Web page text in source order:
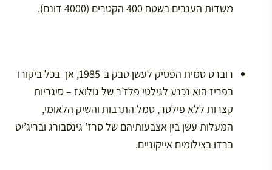
משדות הענבים בשטח 400 הקטרים (4000 דונם).
רוברט סמית הפסיק לעשן טבק ב-1985, אך בכל ביקורו
בפריז הוא נכנע לגילטי פלז’ר של גולואז – סיגריות
קצרות ללא פילטר, סמל התרבות והשיק הלאומי,
המעלות עשן בין אצבעותיהם של סרז’ גינסבורג ובריג’יט
ברדו בצילומים אייקוניים.